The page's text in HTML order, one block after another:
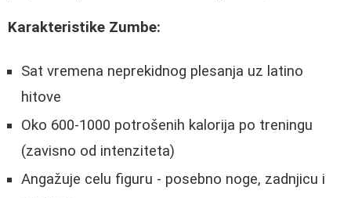
Karakteristike Zumbe:
Sat vremena neprekidnog plesanja uz latino
hitove
Oko 600-1000 potrošenih kalorija po treningu
(zavisno od intenziteta)
Angažuje celu figuru - posebno noge, zadnjicu i